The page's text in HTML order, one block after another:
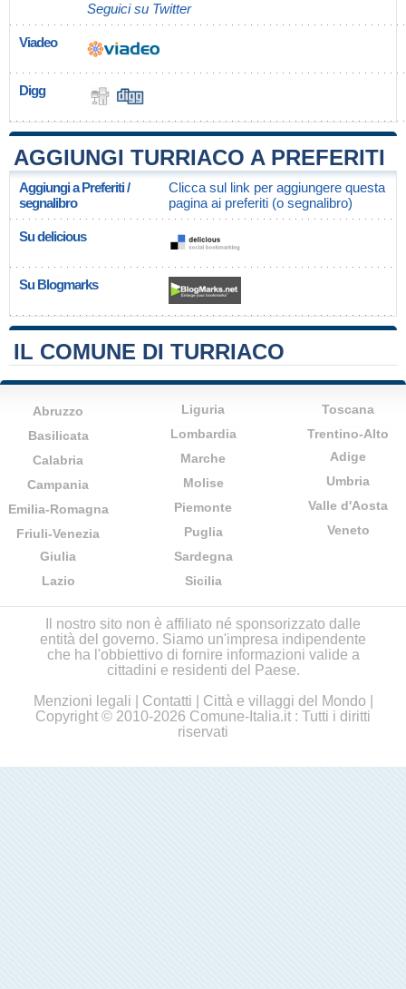
Seguici su Twitter
Viadeo
Digg
AGGIUNGI TURRIACO A PREFERITI
Aggiungi a Preferiti /
segnalibro
Clicca sul link per aggiungere questa
pagina ai preferiti (o segnalibro)
Su delicious
Su Blogmarks
IL COMUNE DI TURRIACO
Abruzzo
Basilicata
Calabria
Campania
Emilia-Romagna
Friuli-Venezia
Giulia
Lazio
Liguria
Lombardia
Marche
Molise
Piemonte
Puglia
Sardegna
Sicilia
Toscana
Trentino-Alto
Adige
Umbria
Valle d'Aosta
Veneto
Il nostro sito non è affiliato né sponsorizzato dalle
entità del governo. Siamo un'impresa indipendente
che ha l'obbiettivo di fornire informazioni valide a
cittadini e residenti del Paese.
Menzioni legali
Contatti Città e villaggi del Mondo
Copyright © 2010-2026 Comune-Italia.it : Tutti i diritti
riservati